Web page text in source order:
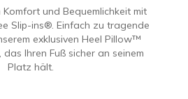
und Bequemlichkeit mit
Slip-ins®. Einfach zu tragende
exklusiven Heel Pillow™
Ihren Fuß sicher an seinem
Platz hält.